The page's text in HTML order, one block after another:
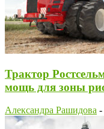
Трактор
мощь для зоны
Александра Рашидова -